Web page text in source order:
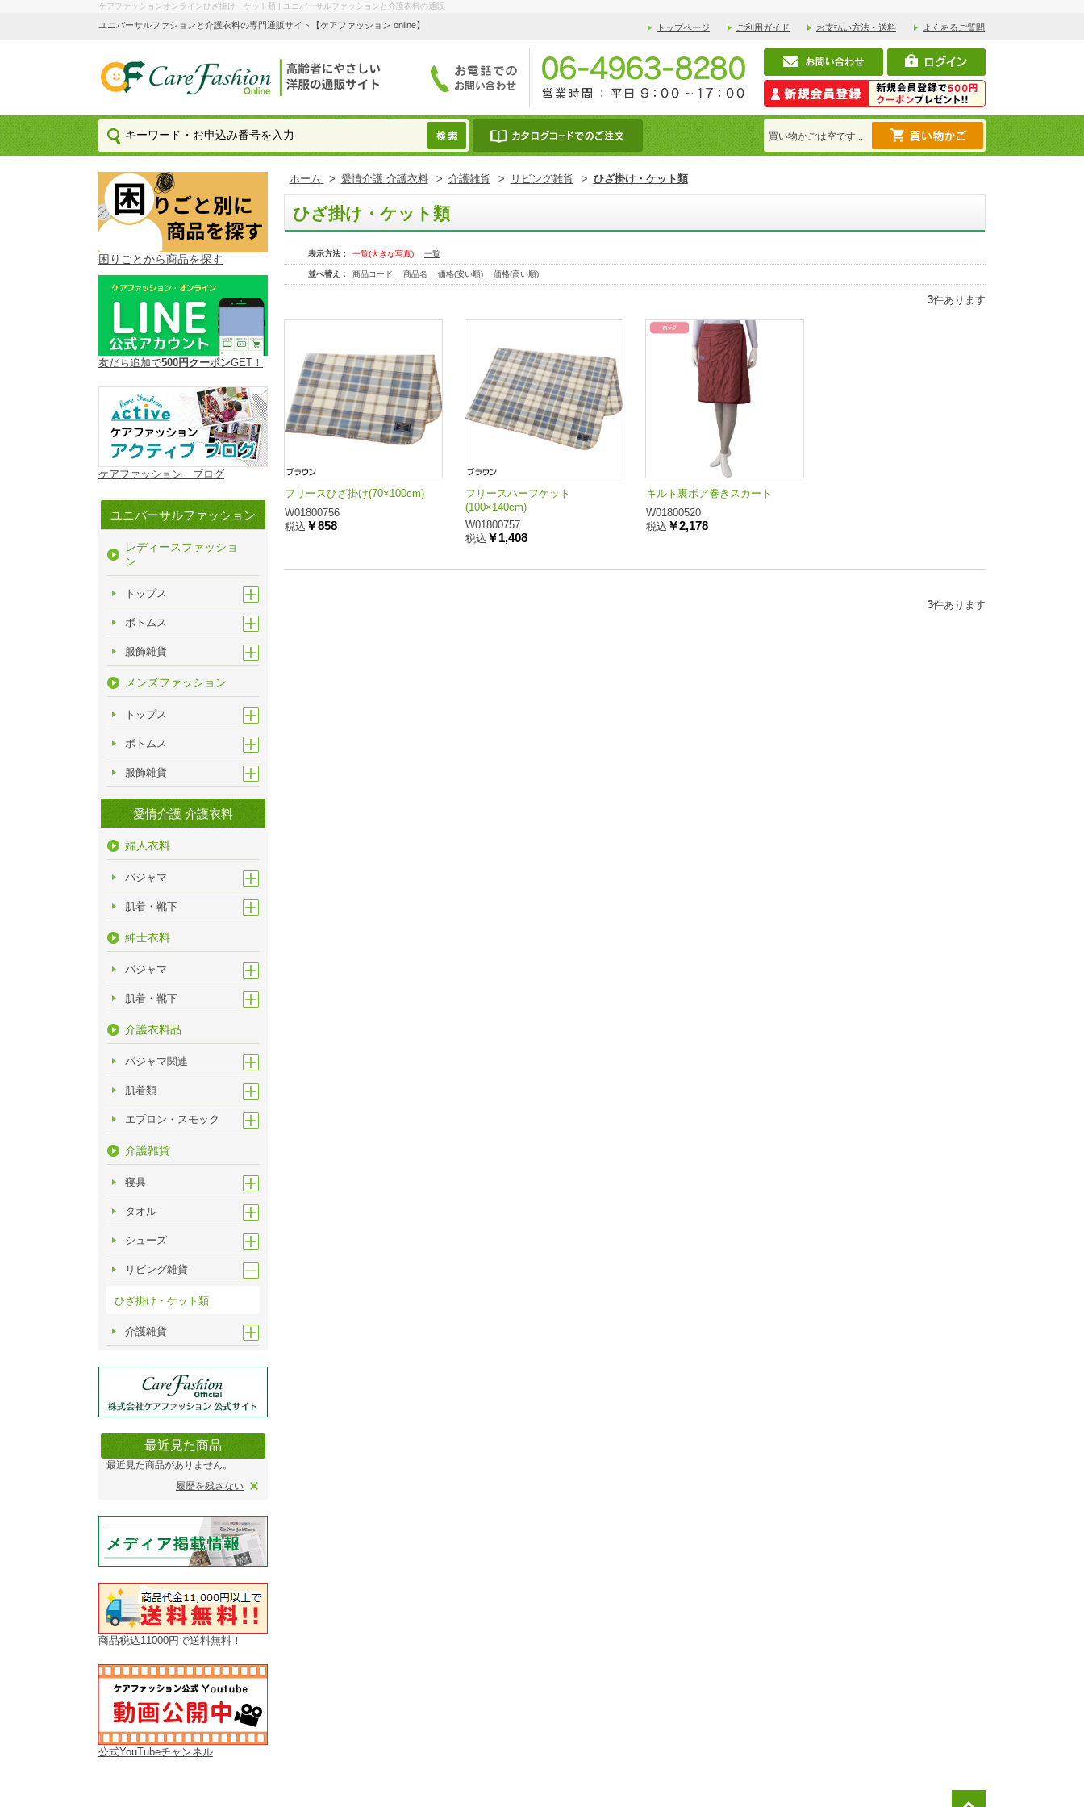
ケアファッションオンラインひざ掛け・ケット類 | ユニバーサルファッションと介護衣料の通販
ユニバーサルファションと介護衣料の専門通販サイト【ケアファッション online】 トップページ ご利用ガイド お支払い方法・送料 よくあるご質問
買い物かごは空です...
困りごとから商品を探す
友だち追加で500円クーポンGET！
ケアファッション ブログ
ユニバーサルファッション
レディースファッショ
ン
トップス
ボトムス
服飾雑貨
メンズファッション
トップス
ボトムス
服飾雑貨
愛情介護 介護衣料
婦人衣料
パジャマ
肌着・靴下
紳士衣料
パジャマ
肌着・靴下
介護衣料品
パジャマ関連
肌着類
エプロン・スモック
介護雑貨
寝具
タオル
シューズ
リビング雑貨
ひざ掛け・ケット類
介護雑貨
最近見た商品
最近見た商品がありません。
履歴を残さない
商品税込11000円で送料無料！
公式YouTubeチャンネル
ホーム > 愛情介護 介護衣料 > 介護雑貨 > リビング雑貨 > ひざ掛け・ケット類
ひざ掛け・ケット類
表示方法： 一覧(大きな写真) 一覧
並べ替え： 商品コード 商品名 価格(安い順) 価格(高い順)
3件あります
フリースひざ掛け(70×100cm)
W01800756
税込 ￥858
フリースハーフケット
(100×140cm)
W01800757
税込 ￥1,408
キルト裏ボア巻きスカート
W01800520
税込 ￥2,178
3件あります